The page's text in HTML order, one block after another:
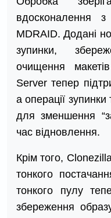
вдосконалення
MDRAID. Додані
зупинки,
очищення
Server тепер
а операції
для зменшення
час відновлення.
Крім того,
тонкого
тонкого пулу
збереження